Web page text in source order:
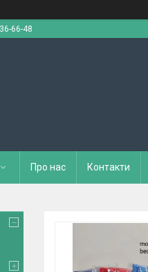
66-48
Про нас Контакти